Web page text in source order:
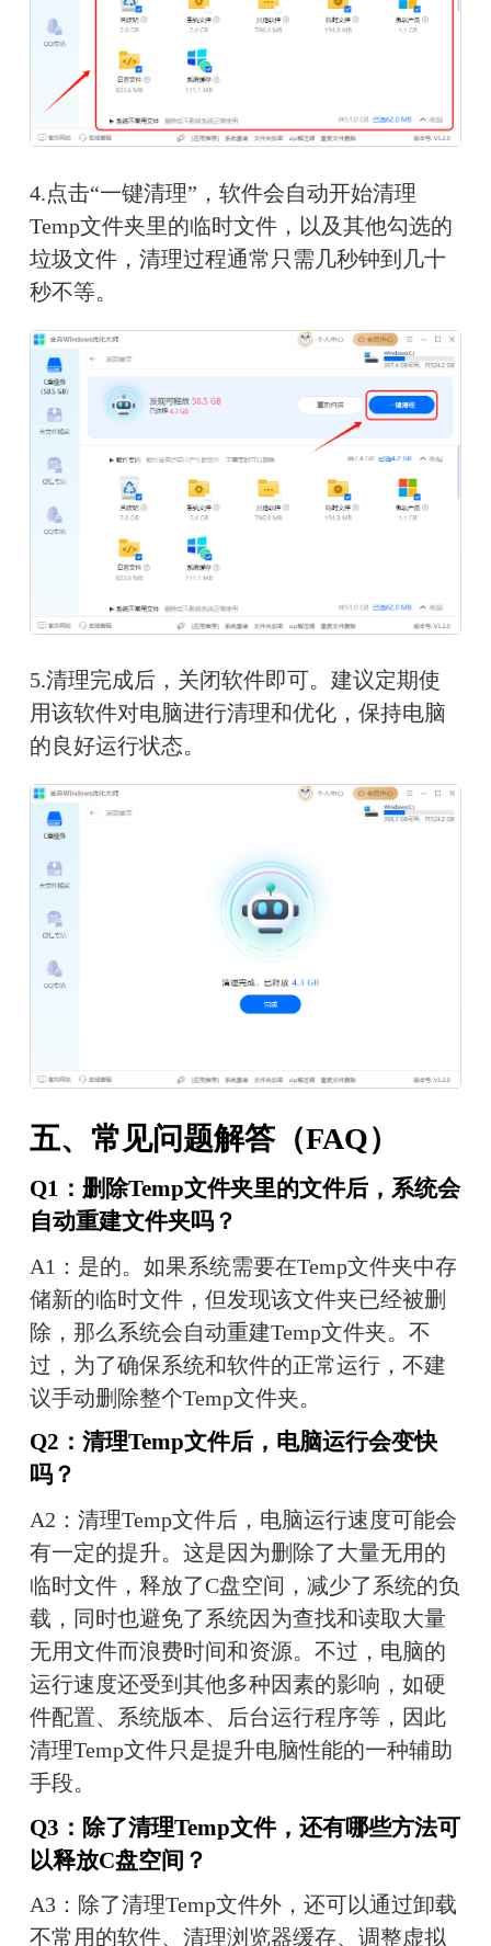
4.点击“一键清理”，软件会自动开始清理
Temp文件夹里的临时文件，以及其他勾选的
垃圾文件，清理过程通常只需几秒钟到几十
秒不等。
5.清理完成后，关闭软件即可。建议定期使
用该软件对电脑进行清理和优化，保持电脑
的良好运行状态。
五、常见问题解答（FAQ）
Q1：删除Temp文件夹里的文件后，系统会
自动重建文件夹吗？
A1：是的。如果系统需要在Temp文件夹中存
储新的临时文件，但发现该文件夹已经被删
除，那么系统会自动重建Temp文件夹。不
过，为了确保系统和软件的正常运行，不建
议手动删除整个Temp文件夹。
Q2：清理Temp文件后，电脑运行会变快
吗？
A2：清理Temp文件后，电脑运行速度可能会
有一定的提升。这是因为删除了大量无用的
临时文件，释放了C盘空间，减少了系统的负
载，同时也避免了系统因为查找和读取大量
无用文件而浪费时间和资源。不过，电脑的
运行速度还受到其他多种因素的影响，如硬
件配置、系统版本、后台运行程序等，因此
清理Temp文件只是提升电脑性能的一种辅助
手段。
Q3：除了清理Temp文件，还有哪些方法可
以释放C盘空间？
A3：除了清理Temp文件外，还可以通过卸载
不常用的软件、清理浏览器缓存、调整虚拟